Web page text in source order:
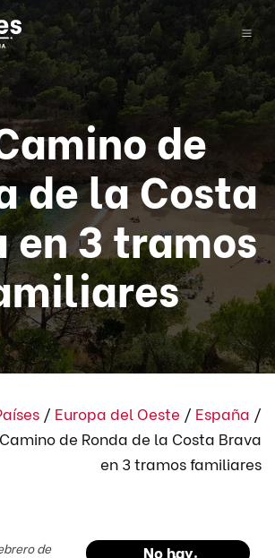
de
de la Costa
en 3 tramos
/ Europa del Oeste / España /
de Ronda de la Costa Brava
en 3 tramos familiares
No hay
de